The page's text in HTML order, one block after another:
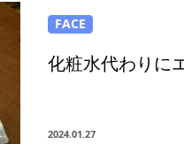
FACE
化粧水代わりに
2024.01.27